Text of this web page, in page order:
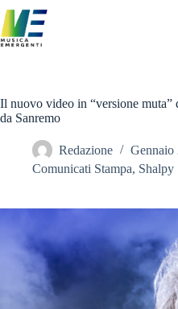
al
contenuto
Il nuovo video in “versione muta”
da Sanremo
Redazione
Gennaio
Comunicati Stampa, Shalpy